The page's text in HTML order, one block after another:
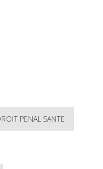
PENAL SANTE